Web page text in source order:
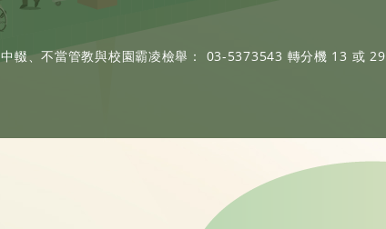
中輟、不當管教與校園霸凌檢舉： 03-5373543 轉分機 13 或 29